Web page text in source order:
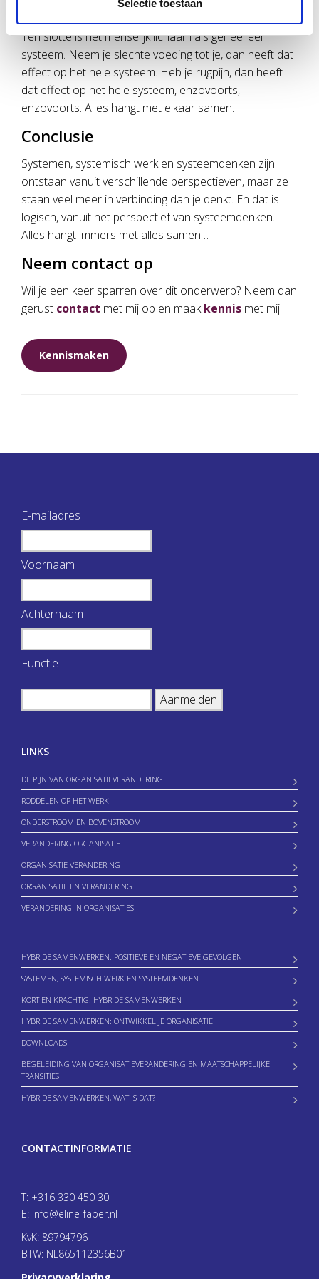
Selectie toestaan
Ten slotte is het menselijk lichaam als geheel een
systeem. Neem je slechte voeding tot je, dan heeft dat
effect op het hele systeem. Heb je rugpijn, dan heeft
dat effect op het hele systeem, enzovoorts,
enzovoorts. Alles hangt met elkaar samen.
Conclusie
Systemen, systemisch werk en systeemdenken zijn
ontstaan vanuit verschillende perspectieven, maar ze
staan veel meer in verbinding dan je denkt. En dat is
logisch, vanuit het perspectief van systeemdenken.
Alles hangt immers met alles samen…
Neem contact op
Wil je een keer sparren over dit onderwerp? Neem dan
gerust contact met mij op en maakkennis met mij.
Kennismaken
E-mailadres
Voornaam
Achternaam
Functie
LINKS
DE PIJN VAN ORGANISATIEVERANDERING
RODDELEN OP HET WERK
ONDERSTROOM EN BOVENSTROOM
VERANDERING ORGANISATIE
ORGANISATIE VERANDERING
ORGANISATIE EN VERANDERING
VERANDERING IN ORGANISATIES
HYBRIDE SAMENWERKEN: POSITIEVE EN NEGATIEVE GEVOLGEN
SYSTEMEN, SYSTEMISCH WERK EN SYSTEEMDENKEN
KORT EN KRACHTIG: HYBRIDE SAMENWERKEN
HYBRIDE SAMENWERKEN: ONTWIKKEL JE ORGANISATIE
DOWNLOADS
BEGELEIDING VAN ORGANISATIEVERANDERING EN MAATSCHAPPELIJKE
TRANSITIES
HYBRIDE SAMENWERKEN, WAT IS DAT?
CONTACTINFORMATIE
T: +316 330 450 30
E: info@eline-faber.nl
KvK: 89794796
BTW: NL865112356B01